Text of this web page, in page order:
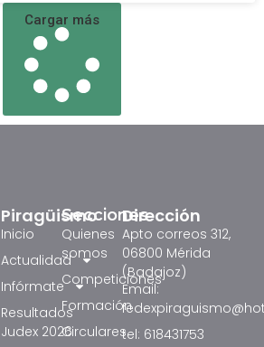
Cargar más
Secciones
Quienes
somos
Competiciones
Formación
Circulares
Piragüismo
Inicio
Actualidad
Infórmate
Resultados
Judex 2026
Dirección
Apto correos 312,
06800 Mérida
(Badajoz)
Email:
tel: 618431753